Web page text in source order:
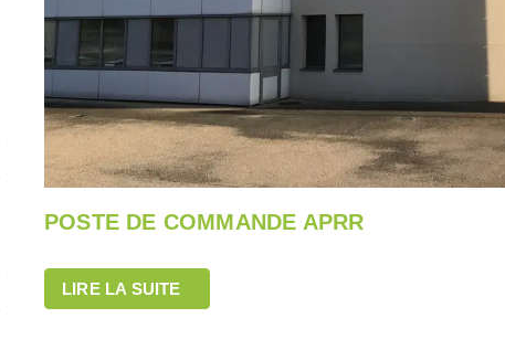
POSTE DE COMMANDE APRR
LIRE LA SUITE